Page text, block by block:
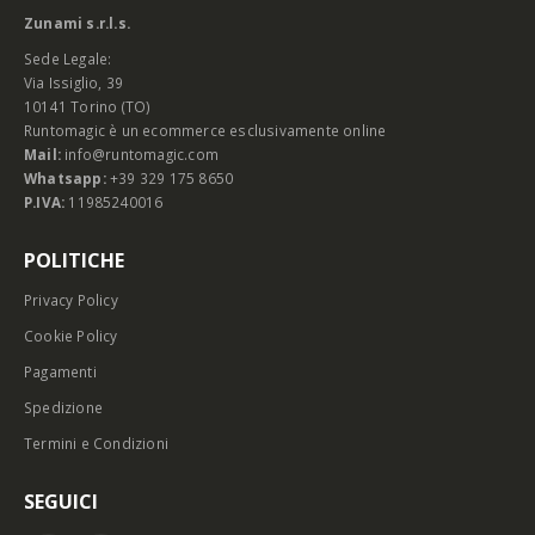
Zunami s.r.l.s.
Sede Legale:
Via Issiglio, 39
10141 Torino (TO)
Runtomagic è un ecommerce esclusivamente online
Mail: info@runtomagic.com
Whatsapp: +39 329 175 8650
P.IVA: 11985240016
POLITICHE
Privacy Policy
Cookie Policy
Pagamenti
Spedizione
Termini e Condizioni
SEGUICI